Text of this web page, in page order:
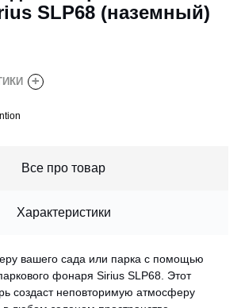
SLP68 (наземный)
+
Все про товар
Характеристики
вашего сада или парка с помощью
фонаря Sirius SLP68. Этот
создаст неповторимую атмосферу